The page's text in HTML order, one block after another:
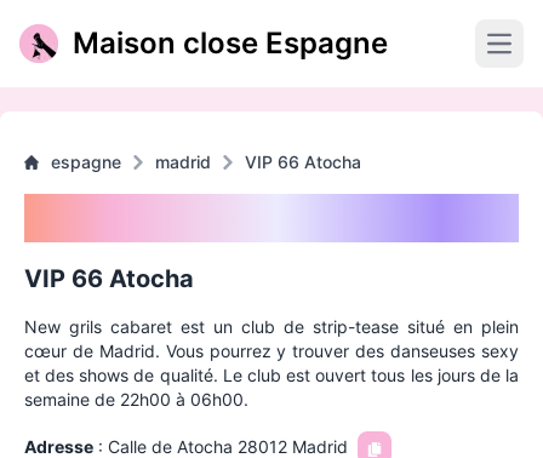
Maison close Espagne
espagne madrid VIP 66 Atocha
VIP 66 Atocha
New grils cabaret est un club de strip-tease situé en plein
cœur de Madrid. Vous pourrez y trouver des danseuses sexy
et des shows de qualité. Le club est ouvert tous les jours de la
semaine de 22h00 à 06h00.
Adresse : Calle de Atocha 28012 Madrid